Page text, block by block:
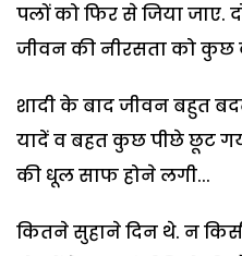
पलों को फिर से जिया जाए.
जीवन की नीरसता को
शादी के बाद जीवन बहुत
यादें व बहत कुछ पीछे छूट
की धूल साफ होने लगी...
कितने सुहाने दिन थे. न